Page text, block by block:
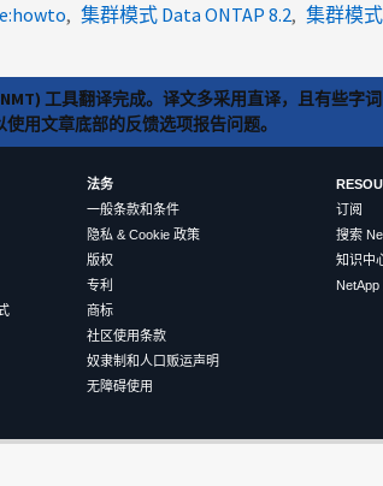
集群模式 Data ONTAP 8.2 集群模式
工具翻译完成。译文多采用直译，且有些字
用文章底部的反馈选项报告问题。
法务
一般条款和条件
隐私 & Cookie 政策
版权
专利
商标
社区使用条款
奴隶制和人口贩运声明
无障碍使用
订阅
搜索
知识中